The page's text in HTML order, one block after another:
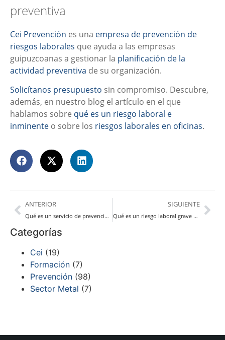
preventiva
Cei Prevención es una empresa de prevención de
riesgos laborales que ayuda a las empresas
guipuzcoanas a gestionar la planificación de la
actividad preventiva de su organización.
Solicítanos presupuesto sin compromiso. Descubre,
además, en nuestro blog el artículo en el que
hablamos sobre qué es un riesgo laboral e
inminente o sobre los riesgos laborales en oficinas.
ANTERIOR
Qué es un servicio de prevención mancomunado
SIGUIENTE
Qué es un riesgo laboral grave e inminente
Categorías
Cei (19)
Formación (7)
Prevención (98)
Sector Metal (7)